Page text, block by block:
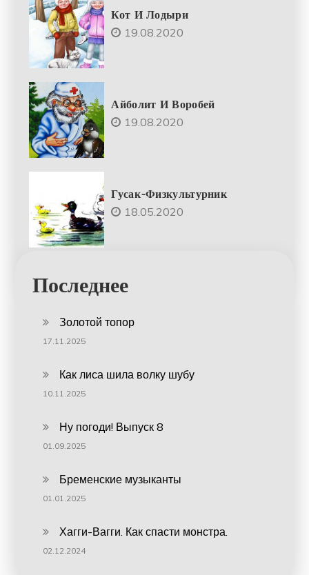
Кот И Лодыри
19.08.2020
Айболит И Воробей
19.08.2020
Гусак-Физкультурник
18.05.2020
Последнее
Золотой топор
17.11.2025
Как лиса шила волку шубу
10.11.2025
Ну погоди! Выпуск 8
01.09.2025
Бременские музыканты
01.01.2025
Хагги-Вагги. Как спасти монстра.
02.12.2024